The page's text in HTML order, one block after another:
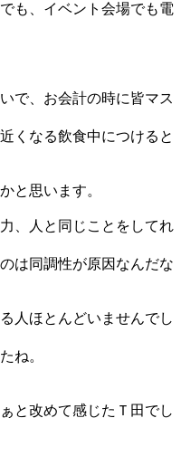
も、イベント会場でも電
で、お会計の時に皆マス
くなる飲食中につけると
と思います。
、人と同じことをしてれ
は同調性が原因なんだな
人ほとんどいませんでし
ね。
と改めて感じたＴ田でし